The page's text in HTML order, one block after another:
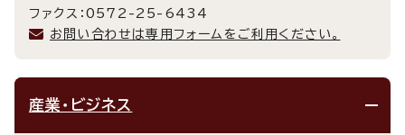
ファクス：0572-25-6434
お問い合わせは専用フォームをご利用ください。
産業・ビジネス